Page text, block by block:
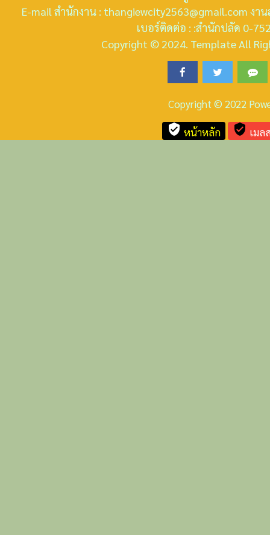
E-mail สำนักงาน : thangiewcity2563@gmail.com งา
เบอร์ติดต่อ : :สำนักปลัด 0-
Copyright © 2024. Template All
Copyright © 2022
verified_user หน้าหลัก verified_user เมล